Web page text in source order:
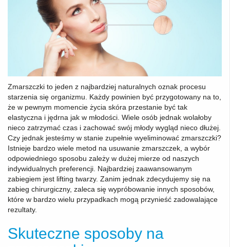
Zmarszczki to jeden z najbardziej naturalnych oznak procesu
starzenia się organizmu. Każdy powinien być przygotowany na to,
że w pewnym momencie życia skóra przestanie być tak
elastyczna i jędrna jak w młodości. Wiele osób jednak wolałoby
nieco zatrzymać czas i zachować swój młody wygląd nieco dłużej.
Czy jednak jesteśmy w stanie zupełnie wyeliminować zmarszczki?
Istnieje bardzo wiele metod na usuwanie zmarszczek, a wybór
odpowiedniego sposobu zależy w dużej mierze od naszych
indywidualnych preferencji. Najbardziej zaawansowanym
zabiegiem jest lifting twarzy. Zanim jednak zdecydujemy się na
zabieg chirurgiczny, zaleca się wypróbowanie innych sposobów,
które w bardzo wielu przypadkach mogą przynieść zadowalające
rezultaty.
Skuteczne sposoby na